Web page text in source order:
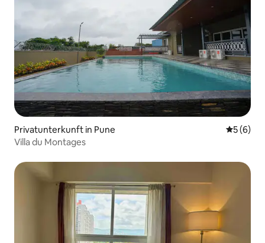
Privatunterkunft in Pune
5 (6)
Villa du Montages